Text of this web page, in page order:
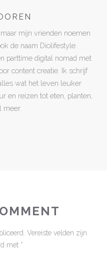
mijn vrienden noemen
de naam Diolifestyle.
parttime digital nomad met
content creatie. Ik schrijf
wat het leven leuker
en reizen tot eten, planten,
meer.
Vereiste velden zijn
met *